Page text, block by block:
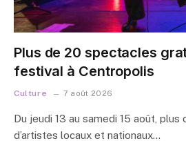
Plus de 20 spectacles
festival à Centropolis
Culture 7 août 2026
Du jeudi 13 au samedi 15 août,
d’artistes locaux et nationaux…